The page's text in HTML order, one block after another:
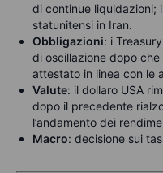
di continue liquidazioni;
statunitensi in Iran.
Obbligazioni: i
di oscillazione dopo
attestato in linea con le
Valute: il dollaro USA
dopo il precedente
l’andamento dei
Macro: decisione sui